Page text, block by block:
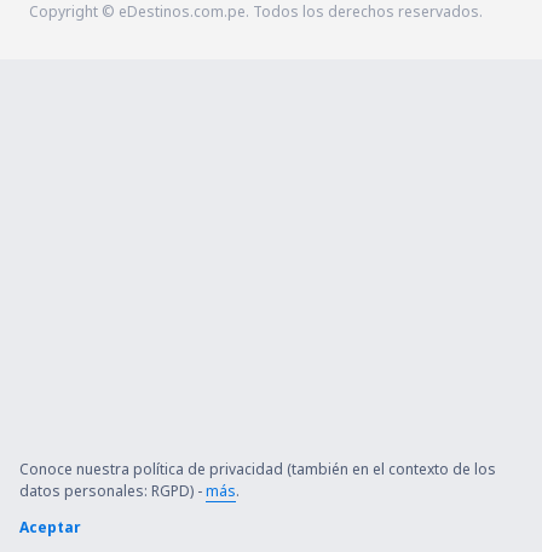
Copyright © eDestinos.com.pe. Todos los derechos reservados.
Conoce nuestra política de privacidad (también en el contexto de los
datos personales: RGPD) -más.
Aceptar